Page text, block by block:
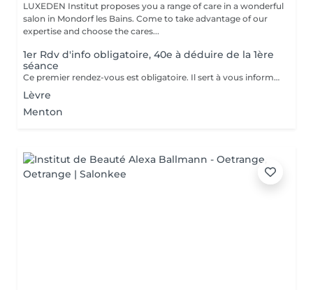
LUXEDEN Institut proposes you a range of care in a wonderful
salon in Mondorf les Bains. Come to take advantage of our
expertise and choose the cares...
1er Rdv d'info obligatoire, 40e à déduire de la 1ère
séance
Ce premier rendez-vous est obligatoire. Il sert à vous informer sur la technique, le traitement, les contre-indications,... Nous vous informons lors de ce rendez-vous ce qu'il faut faire avant, pendant et après le traitement. Un formulaire d'informations et de consentement sera établit.
Lèvre
Menton